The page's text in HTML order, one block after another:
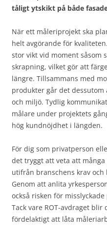
tåligt ytskikt på både
När ett måleriprojekt ska
helt avgörande för
stor vikt vid moment såsom
skrapning, vilket gör att
längre. Tillsammans med
produkter går det
och miljö. Tydlig
målare under projektets
hög kundnöjdhet i längden.
För dig som privatperson
det tryggt att veta att
utifrån branschens krav
Genom att anlita
också risken för
Tack vare ROT-avdraget
fördelaktigt att låta